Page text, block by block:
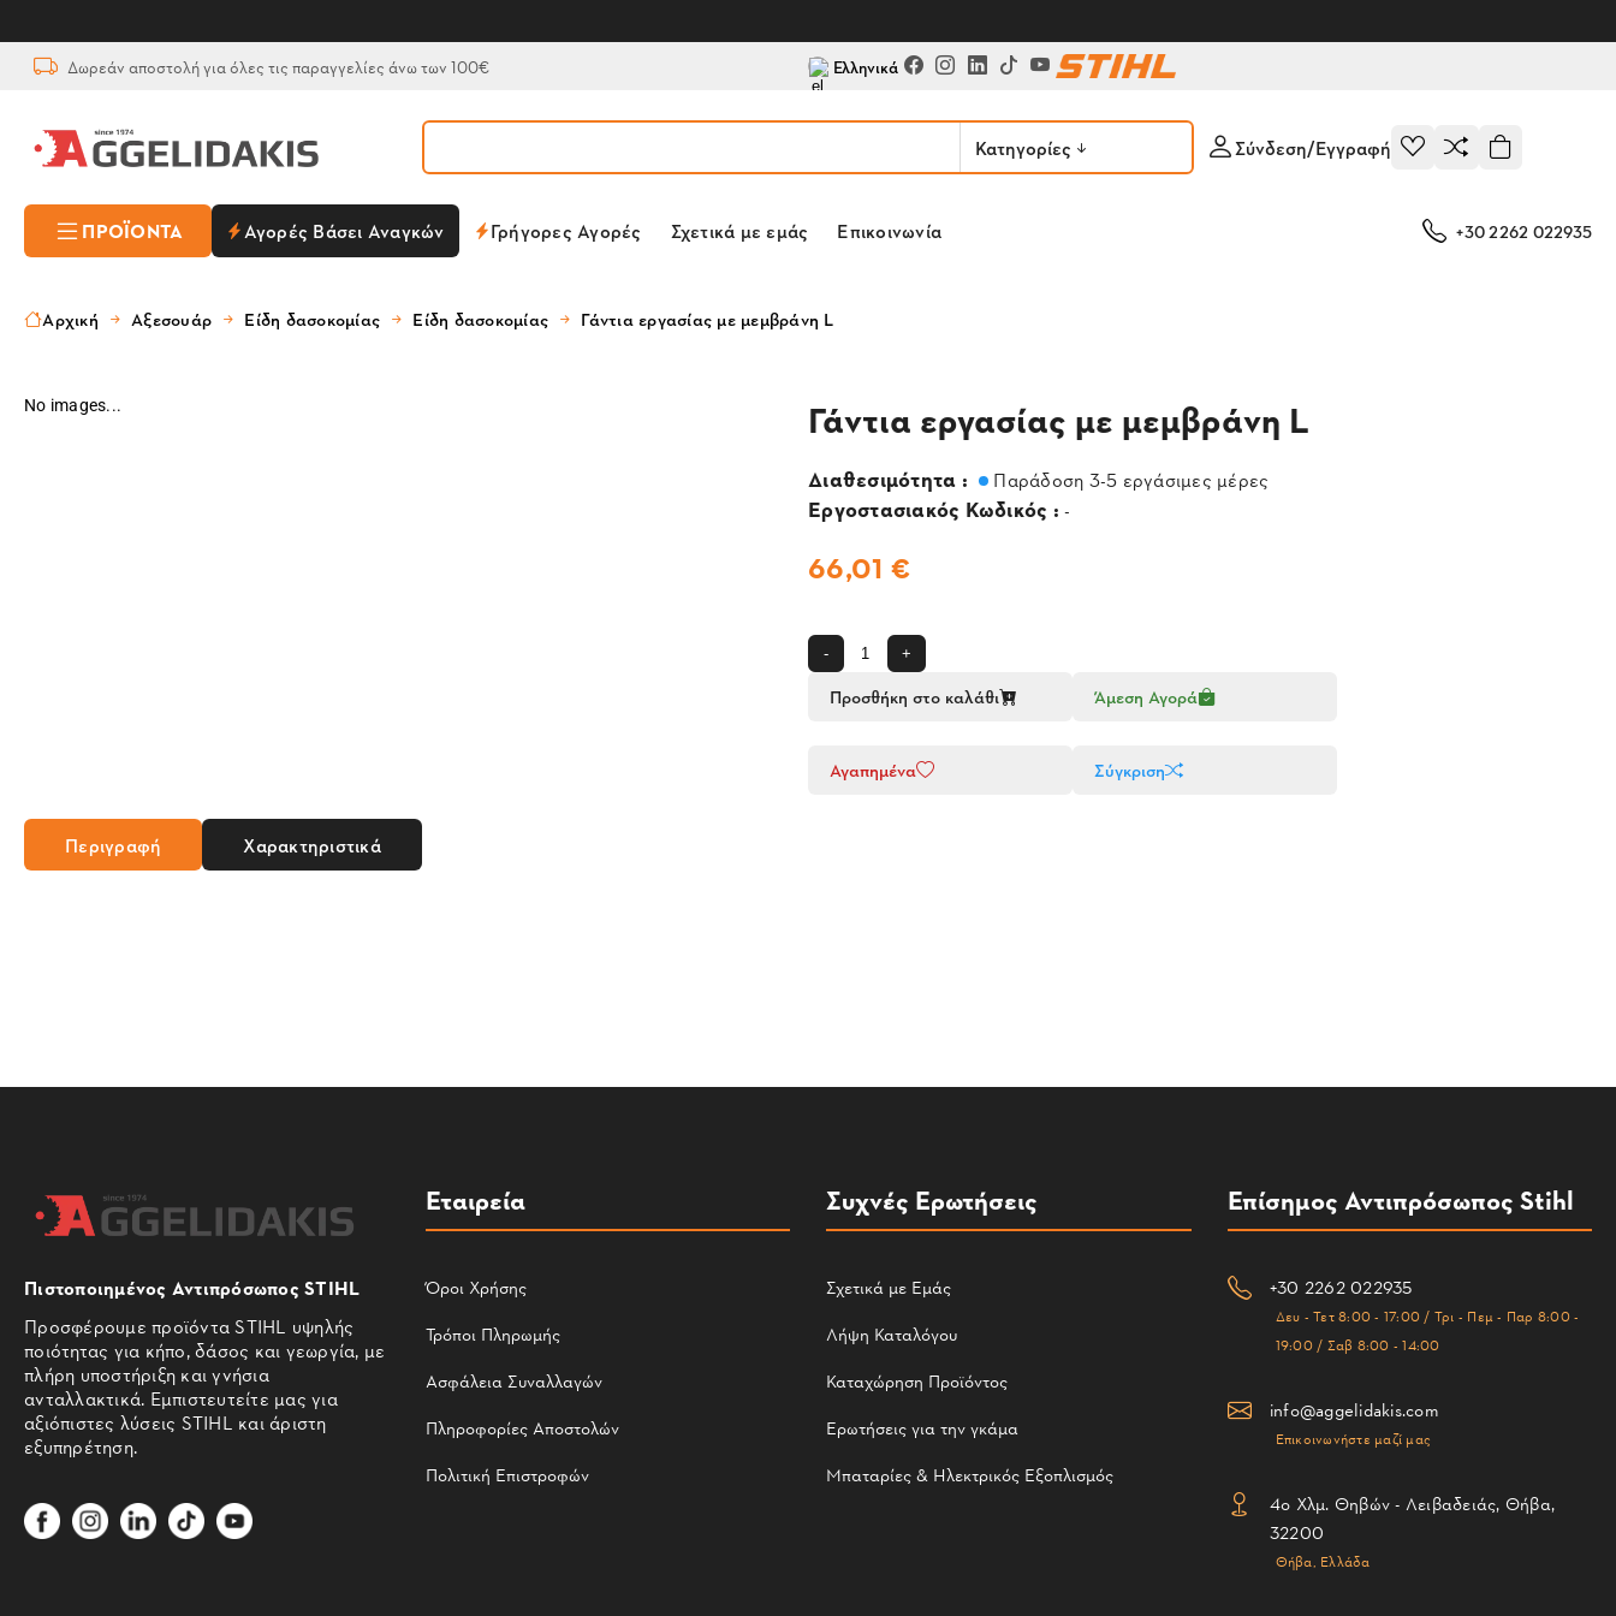
Δωρεάν αποστολή για όλες τις παραγγελίες άνω των 100€ Ελληνικά
Κατηγορίες Σύνδεση/Εγγραφή
ΠΡΟΪΌΝΤΑ Αγορές Βάσει Αναγκών Γρήγορες Αγορές Σχετικά με εμάς Επικοινωνία +30 2262 022935
Αρχική Αξεσουάρ Είδη δασοκομίας Είδη δασοκομίας Γάντια εργασίας με μεμβράνη L
No images... Γάντια εργασίας με μεμβράνη L
Διαθεσιμότητα : Παράδοση 3-5 εργάσιμες μέρες
Εργοστασιακός Κωδικός : -
66,01 €
- +
Προσθήκη στο καλάθι Άμεση Αγορά
Αγαπημένα Σύγκριση
Περιγραφή Χαρακτηριστικά
Πιστοποιημένος Αντιπρόσωπος STIHL
Προσφέρουμε προϊόντα STIHL υψηλής
ποιότητας για κήπο, δάσος και γεωργία, με
πλήρη υποστήριξη και γνήσια
ανταλλακτικά. Εμπιστευτείτε μας για
αξιόπιστες λύσεις STIHL και άριστη
εξυπηρέτηση.
Εταιρεία
Όροι Χρήσης
Τρόποι Πληρωμής
Ασφάλεια Συναλλαγών
Πληροφορίες Αποστολών
Πολιτική Επιστροφών
Συχνές Ερωτήσεις
Σχετικά με Εμάς
Λήψη Καταλόγου
Καταχώρηση Προϊόντος
Ερωτήσεις για την γκάμα
Μπαταρίες & Ηλεκτρικός Εξοπλισμός
Επίσημος Αντιπρόσωπος Stihl
+30 2262 022935
Δευ - Τετ 8:00 - 17:00 / Τρι - Πεμ - Παρ 8:00 -
19:00 / Σαβ 8:00 - 14:00
info@aggelidakis.com
Επικοινωνήστε μαζί μας
4ο Χλμ. Θηβών - Λειβαδειάς, Θήβα,
32200
Θήβα, Ελλάδα